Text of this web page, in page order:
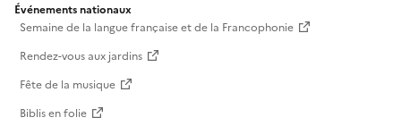
Événements nationaux
Semaine de la langue française et de la Francophonie
Rendez-vous aux jardins
Fête de la musique
Biblis en folie